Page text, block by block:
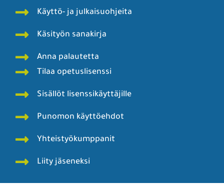
Käyttö- ja julkaisuohjeita
Käsityön sanakirja
Anna palautetta
Tilaa opetuslisenssi
Sisällöt lisenssikäyttäjille
Punomon käyttöehdot
Yhteistyökumppanit
Liity jäseneksi